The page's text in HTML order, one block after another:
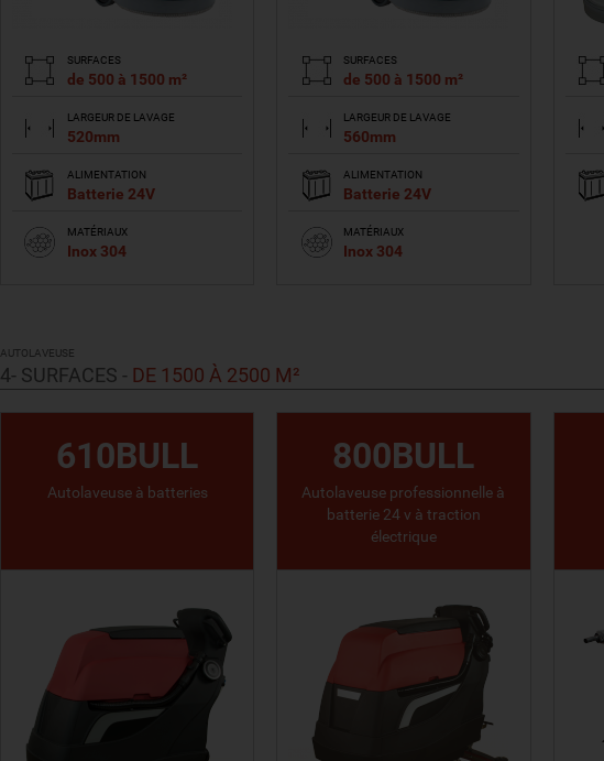
SURFACES
de 500 à 1500 m²
LARGEUR DE LAVAGE
520mm
ALIMENTATION
Batterie 24V
MATÉRIAUX
Inox 304
SURFACES
de 500 à 1500 m²
LARGEUR DE LAVAGE
560mm
ALIMENTATION
Batterie 24V
MATÉRIAUX
Inox 304
AUTOLAVEUSE
4- SURFACES - DE 1500 À 2500 M²
610BULL
Autolaveuse à batteries
800BULL
Autolaveuse professionnelle à
batterie 24 v à traction
électrique